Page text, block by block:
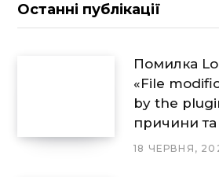
Останні публікації
Помилка
«File
by the
причини
18 ЧЕРВНЯ,